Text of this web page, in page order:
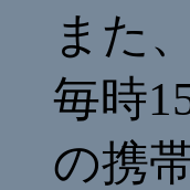
また
毎時
の携